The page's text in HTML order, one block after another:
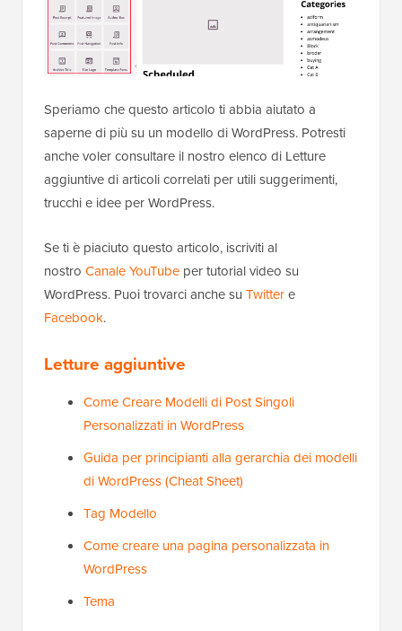
Speriamo che questo articolo ti abbia aiutato a
saperne di più su un modello di WordPress. Potresti
anche voler consultare il nostro elenco di Letture
aggiuntive di articoli correlati per utili suggerimenti,
trucchi e idee per WordPress.
Se ti è piaciuto questo articolo, iscriviti al
nostro Canale YouTube per tutorial video su
WordPress. Puoi trovarci anche su Twittere
Facebook.
Letture aggiuntive
Come Creare Modelli di Post Singoli
Personalizzati in WordPress
Guida per principianti alla gerarchia dei modelli
di WordPress (Cheat Sheet)
Tag Modello
Come creare una pagina personalizzata in
WordPress
Tema